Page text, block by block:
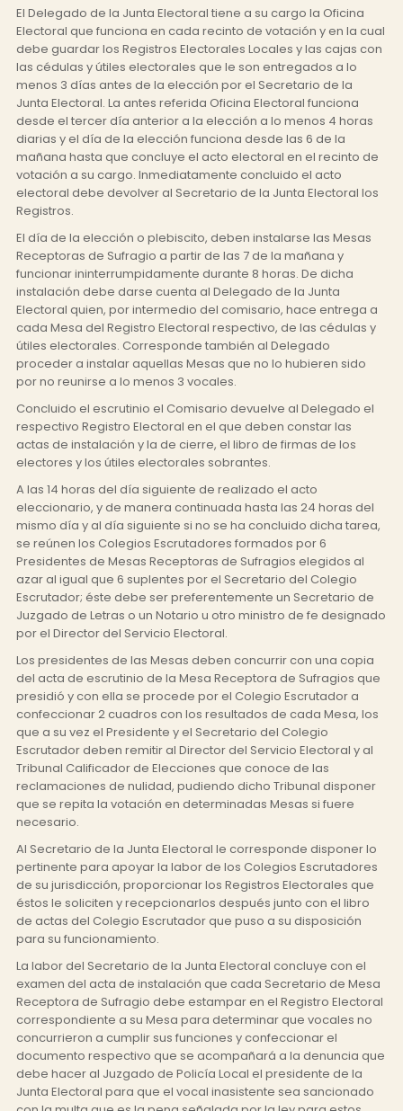
El Delegado de la Junta Electoral tiene a su cargo la Oficina
Electoral que funciona en cada recinto de votación y en la cual
debe guardar los Registros Electorales Locales y las cajas con
las cédulas y útiles electorales que le son entregados a lo
menos 3 días antes de la elección por el Secretario de la
Junta Electoral. La antes referida Oficina Electoral funciona
desde el tercer día anterior a la elección a lo menos 4 horas
diarias y el día de la elección funciona desde las 6 de la
mañana hasta que concluye el acto electoral en el recinto de
votación a su cargo. Inmediatamente concluido el acto
electoral debe devolver al Secretario de la Junta Electoral los
Registros.
El día de la elección o plebiscito, deben instalarse las Mesas
Receptoras de Sufragio a partir de las 7 de la mañana y
funcionar ininterrumpidamente durante 8 horas. De dicha
instalación debe darse cuenta al Delegado de la Junta
Electoral quien, por intermedio del comisario, hace entrega a
cada Mesa del Registro Electoral respectivo, de las cédulas y
útiles electorales. Corresponde también al Delegado
proceder a instalar aquellas Mesas que no lo hubieren sido
por no reunirse a lo menos 3 vocales.
Concluido el escrutinio el Comisario devuelve al Delegado el
respectivo Registro Electoral en el que deben constar las
actas de instalación y la de cierre, el libro de firmas de los
electores y los útiles electorales sobrantes.
A las 14 horas del día siguiente de realizado el acto
eleccionario, y de manera continuada hasta las 24 horas del
mismo día y al día siguiente si no se ha concluido dicha tarea,
se reúnen los Colegios Escrutadores formados por 6
Presidentes de Mesas Receptoras de Sufragios elegidos al
azar al igual que 6 suplentes por el Secretario del Colegio
Escrutador; éste debe ser preferentemente un Secretario de
Juzgado de Letras o un Notario u otro ministro de fe designado
por el Director del Servicio Electoral.
Los presidentes de las Mesas deben concurrir con una copia
del acta de escrutinio de la Mesa Receptora de Sufragios que
presidió y con ella se procede por el Colegio Escrutador a
confeccionar 2 cuadros con los resultados de cada Mesa, los
que a su vez el Presidente y el Secretario del Colegio
Escrutador deben remitir al Director del Servicio Electoral y al
Tribunal Calificador de Elecciones que conoce de las
reclamaciones de nulidad, pudiendo dicho Tribunal disponer
que se repita la votación en determinadas Mesas si fuere
necesario.
Al Secretario de la Junta Electoral le corresponde disponer lo
pertinente para apoyar la labor de los Colegios Escrutadores
de su jurisdicción, proporcionar los Registros Electorales que
éstos le soliciten y recepcionarlos después junto con el libro
de actas del Colegio Escrutador que puso a su disposición
para su funcionamiento.
La labor del Secretario de la Junta Electoral concluye con el
examen del acta de instalación que cada Secretario de Mesa
Receptora de Sufragio debe estampar en el Registro Electoral
correspondiente a su Mesa para determinar que vocales no
concurrieron a cumplir sus funciones y confeccionar el
documento respectivo que se acompañará a la denuncia que
debe hacer al Juzgado de Policía Local el presidente de la
Junta Electoral para que el vocal inasistente sea sancionado